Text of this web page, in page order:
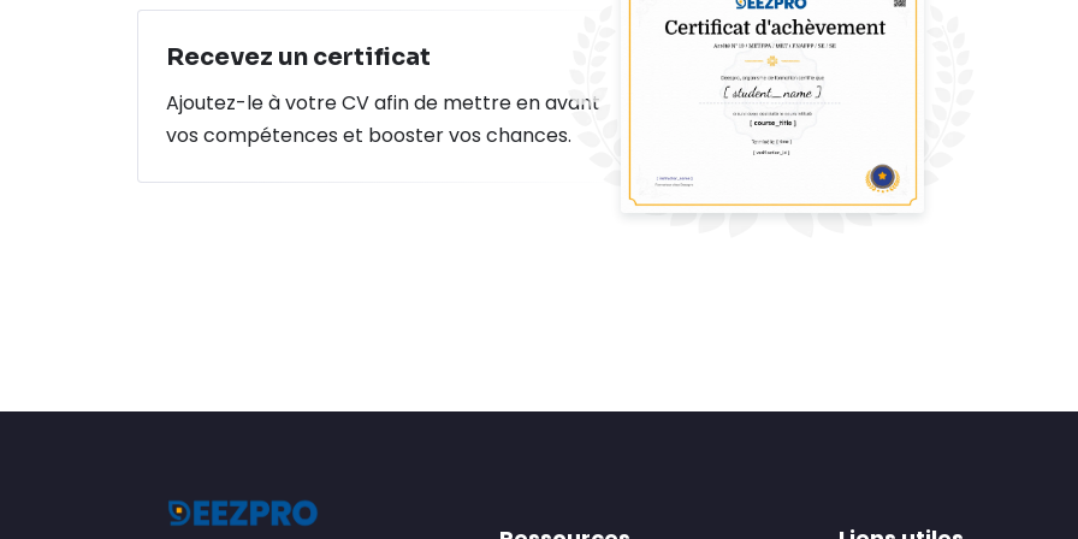
Recevez un certificat
Ajoutez-le à votre CV afin de mettre en avant
vos compétences et booster vos chances.